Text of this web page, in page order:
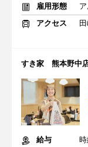
雇用形態
アクセス
すき家 熊本野中
給与